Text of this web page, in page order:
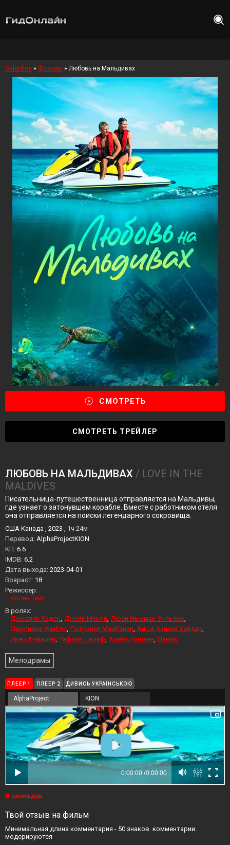
Gidonline » Фильмы » Любовь на Мальдивах
СМОТРЕТЬ
СМОТРЕТЬ ТРЕЙЛЕР
ЛЮБОВЬ НА МАЛЬДИВАХ / LOVE IN THE
MALDIVES
Писательница-путешественница отправляется на Мальдивы,
где узнает о затонувшем корабле. Вместе с работником отеля
она отправляется на поиски легендарного сокровища.
США Канада , 2023 , 1ч 24м
Перевод: AlphaProjectKION
KП: 6.6
IMDB: 6.2
Дата выхода: 2023-04-01
Возраст: 18
Режиссер:
Колин Тейс
В ролях:
Джослин Хадон Джейк Мэнли Люси Ньюман-Уильямс
Джулиана Уимблс Патриция МакКензи Аиша Хашма Хайдар
Икер Анмадей Рафхан Шариф Ахмед Ришаан Намик
Мелодрамы
ПЛЕЕР 1 ПЛЕЕР 2 ДИВИСЬ УКРАЇНСЬКОЮ
AlphaProject KION
В закладки
Твой отзыв на фильм
Минимальная длина комментария - 50 знаков. комментарии
модерируются